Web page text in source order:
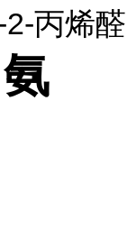
丙烯醛